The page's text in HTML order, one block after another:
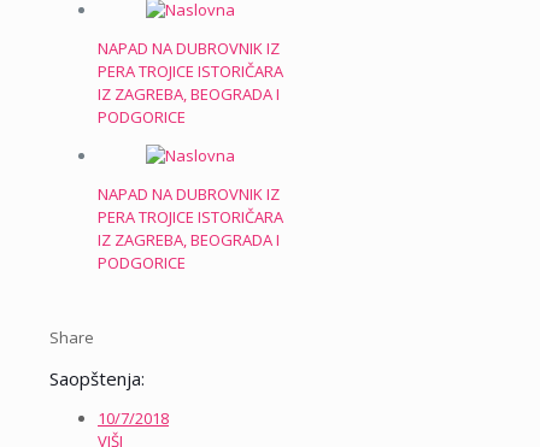
NAPAD NA DUBROVNIK IZ
PERA TROJICE ISTORIČARA
IZ ZAGREBA, BEOGRADA I
PODGORICE
NAPAD NA DUBROVNIK IZ
PERA TROJICE ISTORIČARA
IZ ZAGREBA, BEOGRADA I
PODGORICE
Share
Saopštenja:
10/7/2018
VIŠI